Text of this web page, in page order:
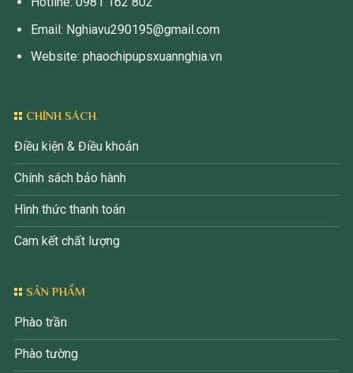
Email: Nghiavu290195@gmail.com
Website: phaochipupsxuannghia.vn
CHÍNH SÁCH
Điều kiện & Điều khoản
Chính sách bảo hành
Hình thức thanh toán
Cam kết chất lượng
SẢN PHẨM
Phào trần
Phào tường